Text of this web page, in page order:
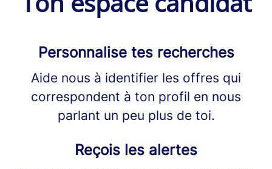
Personnalise tes recherches
Aide nous à identifier les offres qui
correspondent à ton profil en nous
parlant un peu plus de toi.
Reçois les alertes